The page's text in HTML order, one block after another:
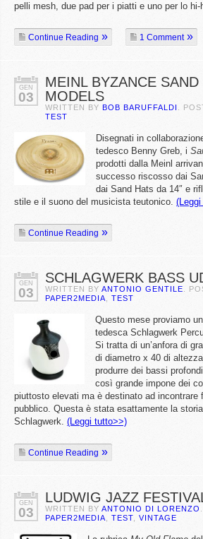
pelli mesh, due pad per i piatti e uno per lo
Continue Reading 1 Comment
GEN
03
MEINL BYZANCE SAND
MODELS
WRITTEN BY BOB BARUFFALDI .
TEST
Disegnati in
tedesco Benny Greb, i
prodotti dalla Meinl
successo riscosso dai
dai Sand Hats da 14″ e
stile e il suono del musicista teutonico.
Continue Reading
GEN
03
SCHLAGWERK BASS
WRITTEN BY ANTONIO GENTILE .
PAPER2MEDIA
TEST
Questo mese proviamo
tedesca Schlagwerk
Si tratta di un’anfora di
di diametro x 40 di
produrre dei bassi
così grande impone dei
piuttosto elevati ma è destinato ad incontrare
pubblico. Questa è stata esattamente la
Schlagwerk. (Leggi tutto>>)
Continue Reading
GEN
03
LUDWIG JAZZ
WRITTEN BY ANTONIO DI LORENZO
PAPER2MEDIA
TEST VINTAGE